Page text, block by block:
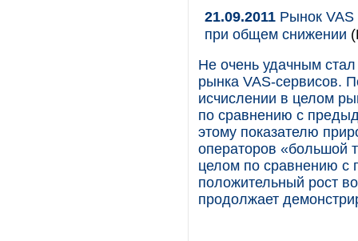
21.09.2011 Рынок VAS
при общем снижении
Не очень удачным стал
рынка VAS-сервисов.
исчислении в целом
по сравнению с
этому показателю
операторов «большой
целом по сравнению с
положительный рост
продолжает